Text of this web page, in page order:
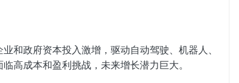
和政府资本投入激增，驱动自动驾驶、机器人、
高成本和盈利挑战，未来增长潜力巨大。